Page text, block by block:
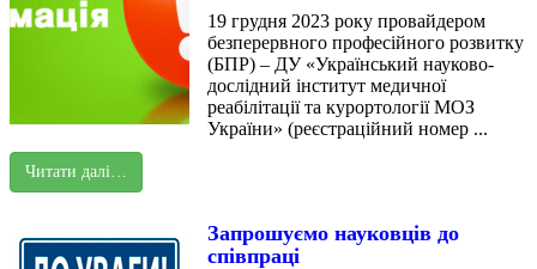
19 грудня 2023 року провайдером
безперервного професійного розвитку
(БПР) – ДУ «Український науково-
дослідний інститут медичної
реабілітації та курортології МОЗ
України» (реєстраційний номер ...
Читати далі…
Запрошуємо науковців до
співпраці